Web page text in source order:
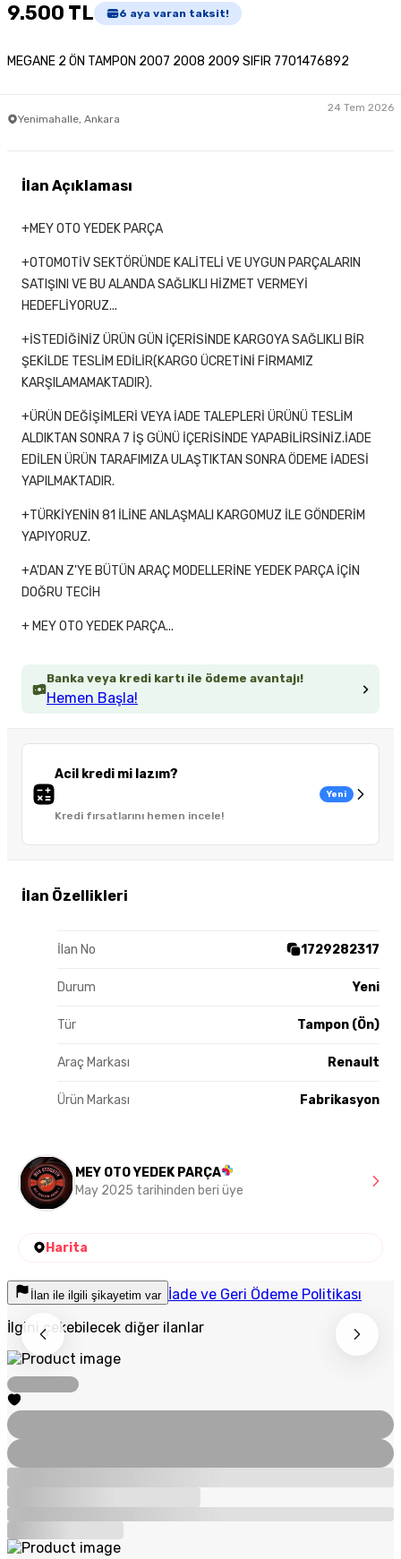
9.500 TL 6 aya varan taksit!
MEGANE 2 ÖN TAMPON 2007 2008 2009 SIFIR 7701476892
Yenimahalle, Ankara
24 Tem 2026
Banka veya kredi kartı ile ödeme avantajı!
Hemen Başla!
Acil kredi mi lazım?
Kredi fırsatlarını hemen incele!
Yeni
İlan Özellikleri
İlan No 1729282317
Durum Yeni
Tür Tampon (Ön)
Araç Markası Renault
Ürün Markası Fabrikasyon
İlan Açıklaması
+MEY OTO YEDEK PARÇA
+OTOMOTİV SEKTÖRÜNDE KALİTELİ VE UYGUN PARÇALARIN
SATIŞINI VE BU ALANDA SAĞLIKLI HİZMET VERMEYİ
HEDEFLİYORUZ...
+İSTEDİĞİNİZ ÜRÜN GÜN İÇERİSİNDE KARGOYA SAĞLIKLI BİR
ŞEKİLDE TESLİM EDİLİR(KARGO ÜCRETİNİ FİRMAMIZ
KARŞILAMAMAKTADIR).
+ÜRÜN DEĞİŞİMLERİ VEYA İADE TALEPLERİ ÜRÜNÜ TESLİM
ALDIKTAN SONRA 7 İŞ GÜNÜ İÇERİSİNDE YAPABİLİRSİNİZ.İADE
EDİLEN ÜRÜN TARAFIMIZA ULAŞTIKTAN SONRA ÖDEME İADESİ
YAPILMAKTADIR.
+TÜRKİYENİN 81 İLİNE ANLAŞMALI KARGOMUZ İLE GÖNDERİM
YAPIYORUZ.
+A'DAN Z'YE BÜTÜN ARAÇ MODELLERİNE YEDEK PARÇA İÇİN
DOĞRU TECİH
+ MEY OTO YEDEK PARÇA...
MEY OTO YEDEK PARÇA
May 2025 tarihinden beri üye
Harita
İlan ile ilgili şikayetim var İade ve Geri Ödeme Politikası
İlgini çekebilecek diğer ilanlar